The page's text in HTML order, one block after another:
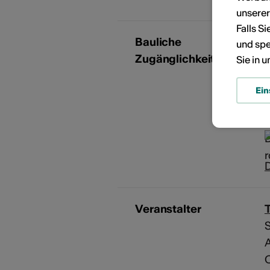
Bauliche
Zugänglichkeit
Veranstalter
Falls
und
Sie in